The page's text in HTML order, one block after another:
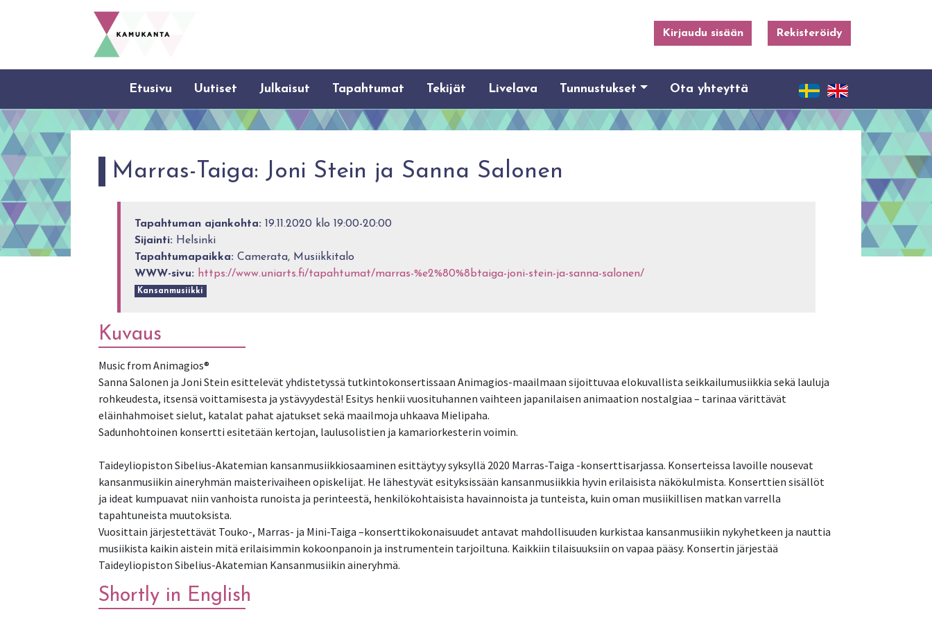
Kirjaudu sisään Rekisteröidy
Etusivu Uutiset Julkaisut Tapahtumat Tekijät Livelava Tunnustukset Ota yhteyttä
Marras-Taiga: Joni Stein ja Sanna Salonen
Tapahtuman ajankohta: 19.11.2020 klo 19:00-20:00
Sijainti: Helsinki
Tapahtumapaikka: Camerata, Musiikkitalo
WWW-sivu: https://www.uniarts.fi/tapahtumat/marras-%e2%80%8btaiga-joni-stein-ja-sanna-salonen/
Kansanmusiikki
Kuvaus
Music from Animagios®
Sanna Salonen ja Joni Stein esittelevät yhdistetyssä tutkintokonsertissaan Animagios-maailmaan sijoittuvaa elokuvallista seikkailumusiikkia sekä lauluja
rohkeudesta, itsensä voittamisesta ja ystävyydestä! Esitys henkii vuosituhannen vaihteen japanilaisen animaation nostalgiaa – tarinaa värittävät
eläinhahmoiset sielut, katalat pahat ajatukset sekä maailmoja uhkaava Mielipaha.
Sadunhohtoinen konsertti esitetään kertojan, laulusolistien ja kamariorkesterin voimin.
Taideyliopiston Sibelius-Akatemian kansanmusiikkiosaaminen esittäytyy syksyllä 2020 Marras-Taiga -konserttisarjassa. Konserteissa lavoille nousevat
kansanmusiikin aineryhmän maisterivaiheen opiskelijat. He lähestyvät esityksissään kansanmusiikkia hyvin erilaisista näkökulmista. Konserttien sisällöt
ja ideat kumpuavat niin vanhoista runoista ja perinteestä, henkilökohtaisista havainnoista ja tunteista, kuin oman musiikillisen matkan varrella
tapahtuneista muutoksista.
Vuosittain järjestettävät Touko-, Marras- ja Mini-Taiga –konserttikokonaisuudet antavat mahdollisuuden kurkistaa kansanmusiikin nykyhetkeen ja nauttia
musiikista kaikin aistein mitä erilaisimmin kokoonpanoin ja instrumentein tarjoiltuna. Kaikkiin tilaisuuksiin on vapaa pääsy. Konsertin järjestää
Taideyliopiston Sibelius-Akatemian Kansanmusiikin aineryhmä.
Shortly in English